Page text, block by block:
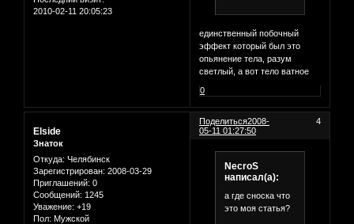
2010-02-11 20:05:23
единственный побочный
эффект который был это
опьянение тела, разум
светлый, а вот тело ватное
0
Поделиться 4
2008-
05-11 01:27:50
Elside
Знаток
Откуда: Челябинск
Зарегистрирован: 2008-03-29
Приглашений: 0
Сообщений: 1245
Уважение: +19
Пол: Мужской
NecroS
написал(а):
а где сноска что
это моя статья?